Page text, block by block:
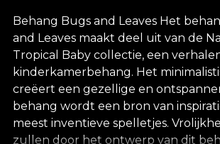
Behang Bugs and Leaves Het
and Leaves maakt deel uit van de
Tropical Baby collectie, een
kinderkamerbehang. Het
creëert een gezellige en
behang wordt een bron van
meest inventieve spelletjes.
zullen door het ontwerp van dit